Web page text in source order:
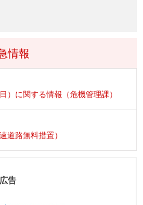
情報
）に関する情報（危機管理課）
道路無料措置）
広告